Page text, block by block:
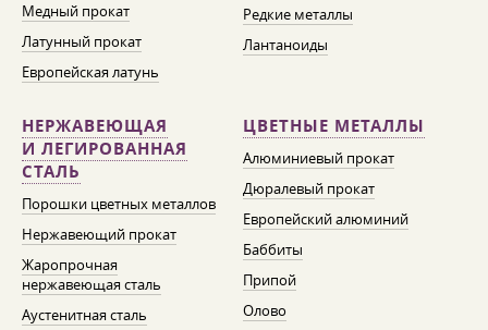
Медный прокат
Латунный прокат
Европейская латунь
Редкие металлы
Лантаноиды
НЕРЖАВЕЮЩАЯ
И ЛЕГИРОВАННАЯ
СТАЛЬ
Порошки цветных металлов
Нержавеющий прокат
Жаропрочная
нержавеющая сталь
Аустенитная сталь
ЦВЕТНЫЕ МЕТАЛЛЫ
Алюминиевый прокат
Дюралевый прокат
Европейский алюминий
Баббиты
Припой
Олово